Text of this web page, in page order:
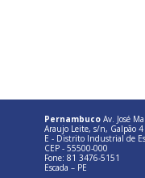
Pernambuco Av. José
Araujo Leite, s/n, Galpão 4
E - Distrito Industrial de
CEP - 55500-000
Fone: 81 3476-5151
Escada – PE